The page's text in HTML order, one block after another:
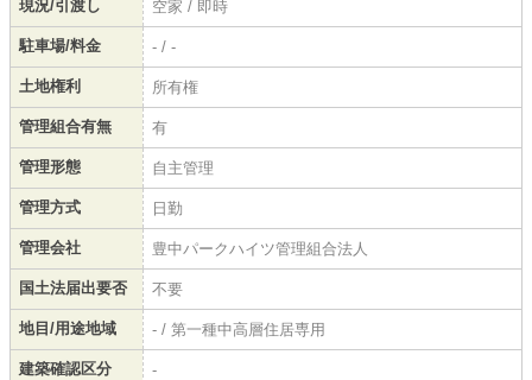
現況/引渡し 空家 / 即時
駐車場/料金 - / -
土地権利 所有権
管理組合有無 有
管理形態 自主管理
管理方式 日勤
管理会社 豊中パークハイツ管理組合法人
国土法届出要否 不要
地目/用途地域 - / 第一種中高層住居専用
建築確認区分 -